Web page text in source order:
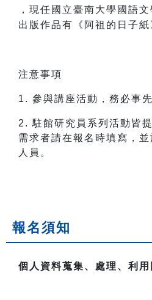
，現任國立臺南大學國語
出版作品有《阿祖的日子
注意事項
1. 參與講座活動，務必事先
2. 駐館研究員系列活動皆
需求者請在報名時填寫，
人員。
報名須知
個人資料蒐集、處理、利用